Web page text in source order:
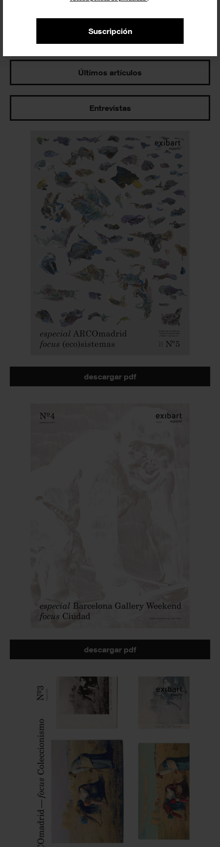
Suscripción
Los más leídos
Últimos artículos
Entrevistas
descargar pdf
descargar pdf